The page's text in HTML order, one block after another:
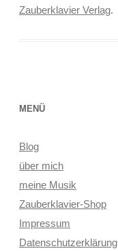
Zauberklavier Verlag.
MENÜ
Blog
über mich
meine Musik
Zauberklavier-Shop
Impressum
Datenschutzerklärung